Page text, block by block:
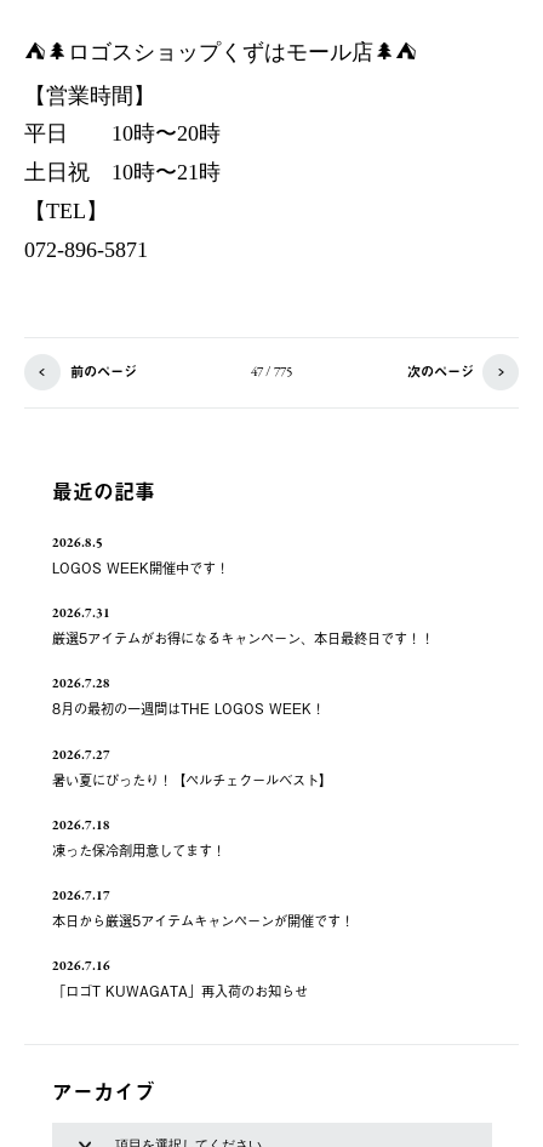
⛺️🌲ロゴスショップくずはモール店🌲⛺️
【営業時間】
平日 10時〜20時
土日祝 10時〜21時
【TEL】
072-896-5871
前のページ 47 / 775 次のページ
最近の記事
2026.8.5
LOGOS WEEK開催中です！
2026.7.31
厳選5アイテムがお得になるキャンペーン、本日最終日です！！
2026.7.28
8月の最初の一週間はTHE LOGOS WEEK！
2026.7.27
暑い夏にぴったり！【ペルチェクールベスト】
2026.7.18
凍った保冷剤用意してます！
2026.7.17
本日から厳選5アイテムキャンペーンが開催です！
2026.7.16
「ロゴT KUWAGATA」再入荷のお知らせ
アーカイブ